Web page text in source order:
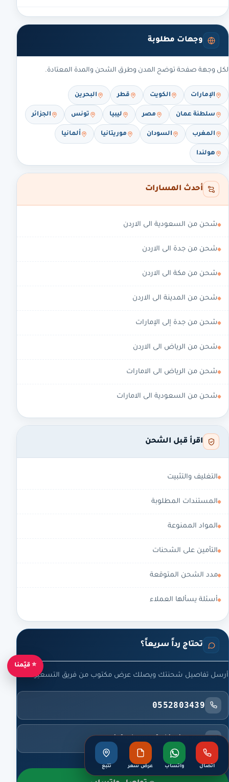
وجهات مطلوبة
لكل وجهة صفحة توضح المدن وطرق الشحن والمدة المعتادة.
الإمارات الكويت قطر البحرين
سلطنة عمان مصر ليبيا تونس الجزائر
المغرب السودان موريتانيا ألمانيا
هولندا
أحدث المسارات
شحن من السعودية الى الاردن
شحن من جدة الى الاردن
شحن من مكة الى الاردن
شحن من المدينة الى الاردن
شحن من جدة إلى الإمارات
شحن من الرياض الى الاردن
شحن من الرياض الى الامارات
شحن من السعودية الى الامارات
اقرأ قبل الشحن
التغليف والتثبيت
المستندات المطلوبة
المواد الممنوعة
التأمين على الشحنات
مدد الشحن المتوقعة
أسئلة يسألها العملاء
تحتاج رداً سريعاً؟
أرسل تفاصيل شحنتك ويصلك عرض مكتوب من فريق التسعير.
0552803439
اتصال واتساب عرض سعر تتبع
⭐ قيّمنا